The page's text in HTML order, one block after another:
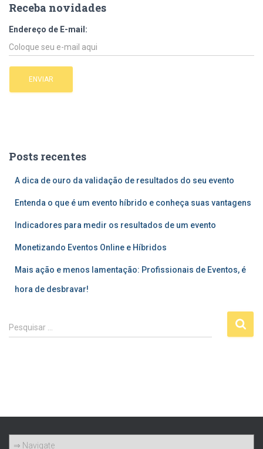
Receba novidades
Endereço de E-mail:
Posts recentes
A dica de ouro da validação de resultados do seu evento
Entenda o que é um evento híbrido e conheça suas vantagens
Indicadores para medir os resultados de um evento
Monetizando Eventos Online e Híbridos
Mais ação e menos lamentação: Profissionais de Eventos, é
hora de desbravar!
P
e
Pesquisar …